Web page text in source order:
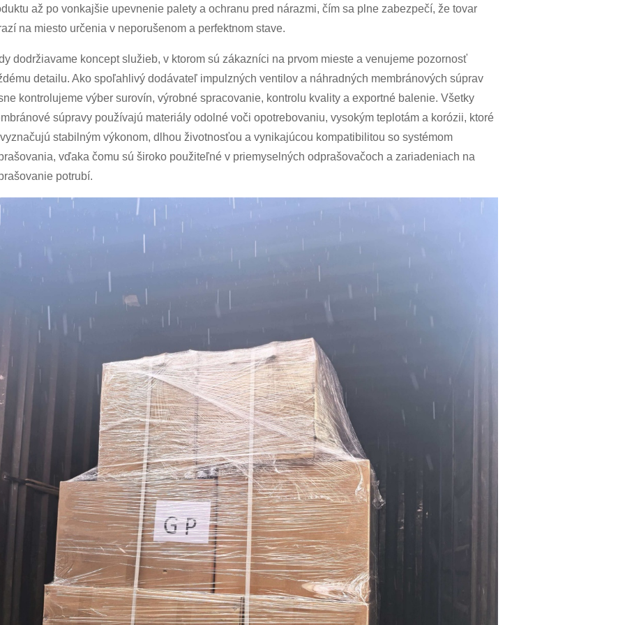
až po vonkajšie upevnenie palety a ochranu pred nárazmi, čím sa plne zabezpečí, že tovar
na miesto určenia v neporušenom a perfektnom stave.
dodržiavame koncept služieb, v ktorom sú zákazníci na prvom mieste a venujeme pozornosť
detailu. Ako spoľahlivý dodávateľ impulzných ventilov a náhradných membránových súprav
kontrolujeme výber surovín, výrobné spracovanie, kontrolu kvality a exportné balenie. Všetky
súpravy používajú materiály odolné voči opotrebovaniu, vysokým teplotám a korózii, ktoré
stabilným výkonom, dlhou životnosťou a vynikajúcou kompatibilitou so systémom
vďaka čomu sú široko použiteľné v priemyselných odprašovačoch a zariadeniach na
potrubí.